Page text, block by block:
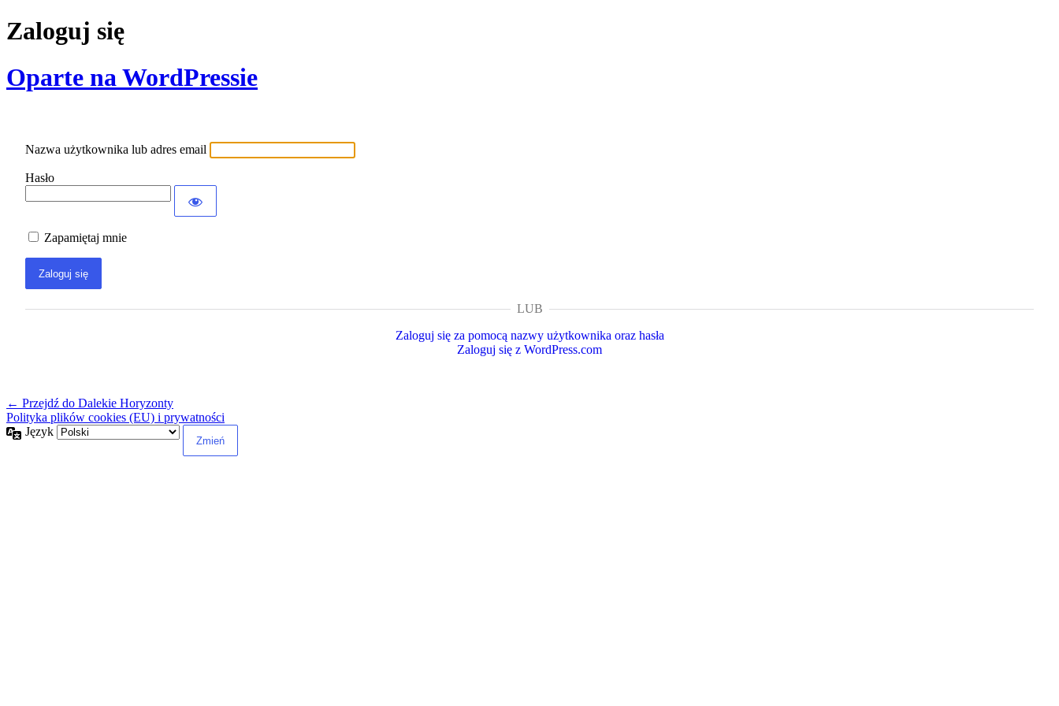
Zaloguj się
Oparte na WordPressie
Nazwa użytkownika lub adres email
Hasło
Zapamiętaj mnie
LUB
Zaloguj się za pomocą nazwy użytkownika oraz hasła
Zaloguj się z WordPress.com
← Przejdź do Dalekie Horyzonty
Polityka plików cookies (EU) i prywatności
Język